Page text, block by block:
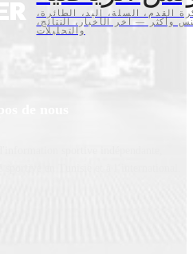
القدم، السلة، اليد، الطائرة،
وأكثر — آخر الأخبار، النتائج،
والتحليلات